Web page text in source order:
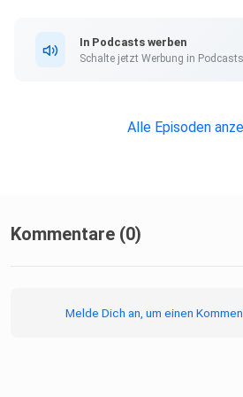
In Podcasts werben
Schalte jetzt Werbung in Podcasts.
Alle Episoden
Kommentare (0)
Melde Dich an, um einen